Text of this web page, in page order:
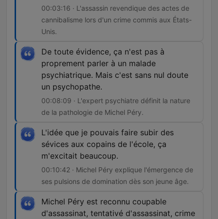
00:03:16 · L'assassin revendique des actes de
cannibalisme lors d'un crime commis aux États-
Unis.
De toute évidence, ça n'est pas à
proprement parler à un malade
psychiatrique. Mais c'est sans nul doute
un psychopathe.
00:08:09 · L'expert psychiatre définit la nature
de la pathologie de Michel Péry.
L'idée que je pouvais faire subir des
sévices aux copains de l'école, ça
m'excitait beaucoup.
00:10:42 · Michel Péry explique l'émergence de
ses pulsions de domination dès son jeune âge.
Michel Péry est reconnu coupable
d'assassinat, tentativé d'assassinat, crime